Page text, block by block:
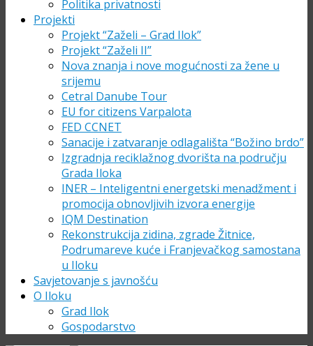
Politika privatnosti
Projekti
Projekt “Zaželi – Grad Ilok”
Projekt “Zaželi II”
Nova znanja i nove mogućnosti za žene u
srijemu
Cetral Danube Tour
EU for citizens Varpalota
FED CCNET
Sanacije i zatvaranje odlagališta “Božino brdo”
Izgradnja reciklažnog dvorišta na području
Grada Iloka
INER – Inteligentni energetski menadžment i
promocija obnovljivih izvora energije
IQM Destination
Rekonstrukcija zidina, zgrade Žitnice,
Podrumareve kuće i Franjevačkog samostana
u Iloku
Savjetovanje s javnošću
O Iloku
Grad Ilok
Gospodarstvo